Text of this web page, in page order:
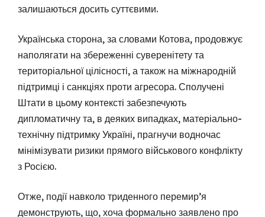
залишаються досить суттєвими.
Українська сторона, за словами Котова, продовжує
наполягати на збереженні суверенітету та
територіальної цілісності, а також на міжнародній
підтримці і санкціях проти агресора. Сполучені
Штати в цьому контексті забезпечують
дипломатичну та, в деяких випадках, матеріально-
технічну підтримку Україні, прагнучи водночас
мінімізувати ризики прямого військового конфлікту
з Росією.
Отже, події навколо триденного перемир’я
демонструють, що, хоча формально заявлено про